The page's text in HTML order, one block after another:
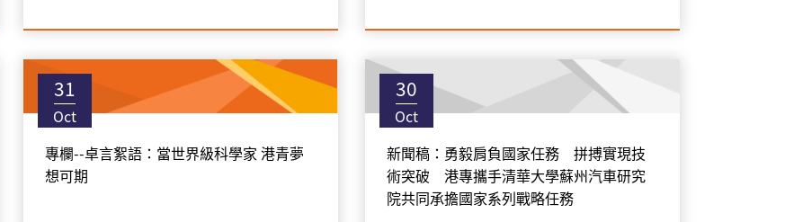
31
Oct
專欄--卓言絮語：當世界級科學家 港青夢
想可期
30
Oct
新聞稿：勇毅肩負國家任務 拼搏實現技
術突破 港專攜手清華大學蘇州汽車研究
院共同承擔國家系列戰略任務